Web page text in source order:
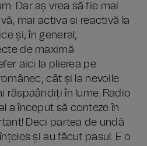
Dar aș vrea să fie mai
mai activa si reactivă la
și, în general,
de maximă
aici la plierea pe
cât și la nevoile
răspaândiți în lume. Radio
a început să conteze în
Deci partea de undă
și au făcut pasul. E o